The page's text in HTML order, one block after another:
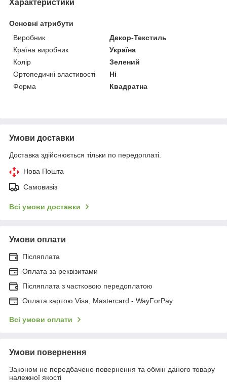
Характеристики
Основні атрибути
Виробник
Декор-Текстиль
Країна виробник
Україна
Колір
Зелений
Ортопедичні властивості
Ні
Форма
Квадратна
Умови доставки
Доставка здійснюється тільки по передоплаті.
Нова Пошта
Самовивіз
Всі умови доставки
Умови оплати
Післяплата
Оплата за реквізитами
Післяплата з частковою передоплатою
Оплата картою Visa, Mastercard - WayForPay
Всі умови оплати
Умови повернення
Законом не передбачено повернення та обмін даного товару
належної якості